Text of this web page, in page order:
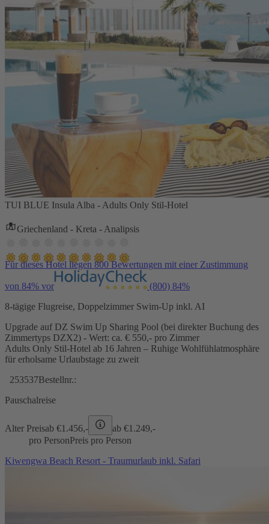
TUI BLUE Insula Alba - Adults Only Stil-Hotel
Griechenland - Kreta - Analipsis
Für dieses Hotel liegen 800 Bewertungen mit einer Zustimmung
von 84% vor (800) 84%
8-tägige Flugreise, Doppelzimmer Swim-Up inkl. AI
Upgrade auf DZ Swim Up Sharing Pool (bei direkter Buchung des
Zimmertyps DZX2) - Wert: ca. € 550,- pro Zimmer
Adults Only Stil-Hotel ab 16 Jahren – Ruhige Wohlfühlatmosphäre
für erholsame Urlaubstage zu zweit
253537Bestellnr.:
Pauschalreise
Alter Preisab €1.456,- ab €1.249,-
pro PersonPreis pro Person
Kiwengwa Beach Resort - Traumurlaub inkl. Safari